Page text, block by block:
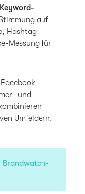
auf
Hashtag-
Messung für
und
Umfeldern.
Brandwatch-